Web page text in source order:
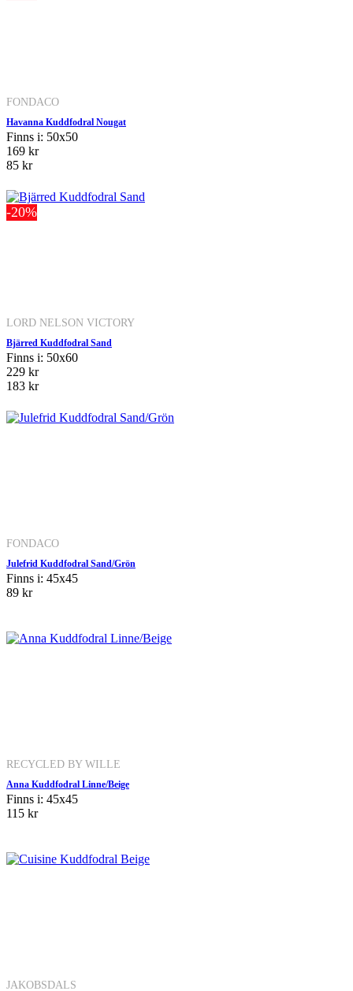
FONDACO
Havanna Kuddfodral Nougat
Finns i: 50x50
169 kr
85 kr
-20%
LORD NELSON VICTORY
Bjärred Kuddfodral Sand
Finns i: 50x60
229 kr
183 kr
FONDACO
Julefrid Kuddfodral Sand/Grön
Finns i: 45x45
89 kr
RECYCLED BY WILLE
Anna Kuddfodral Linne/Beige
Finns i: 45x45
115 kr
JAKOBSDALS